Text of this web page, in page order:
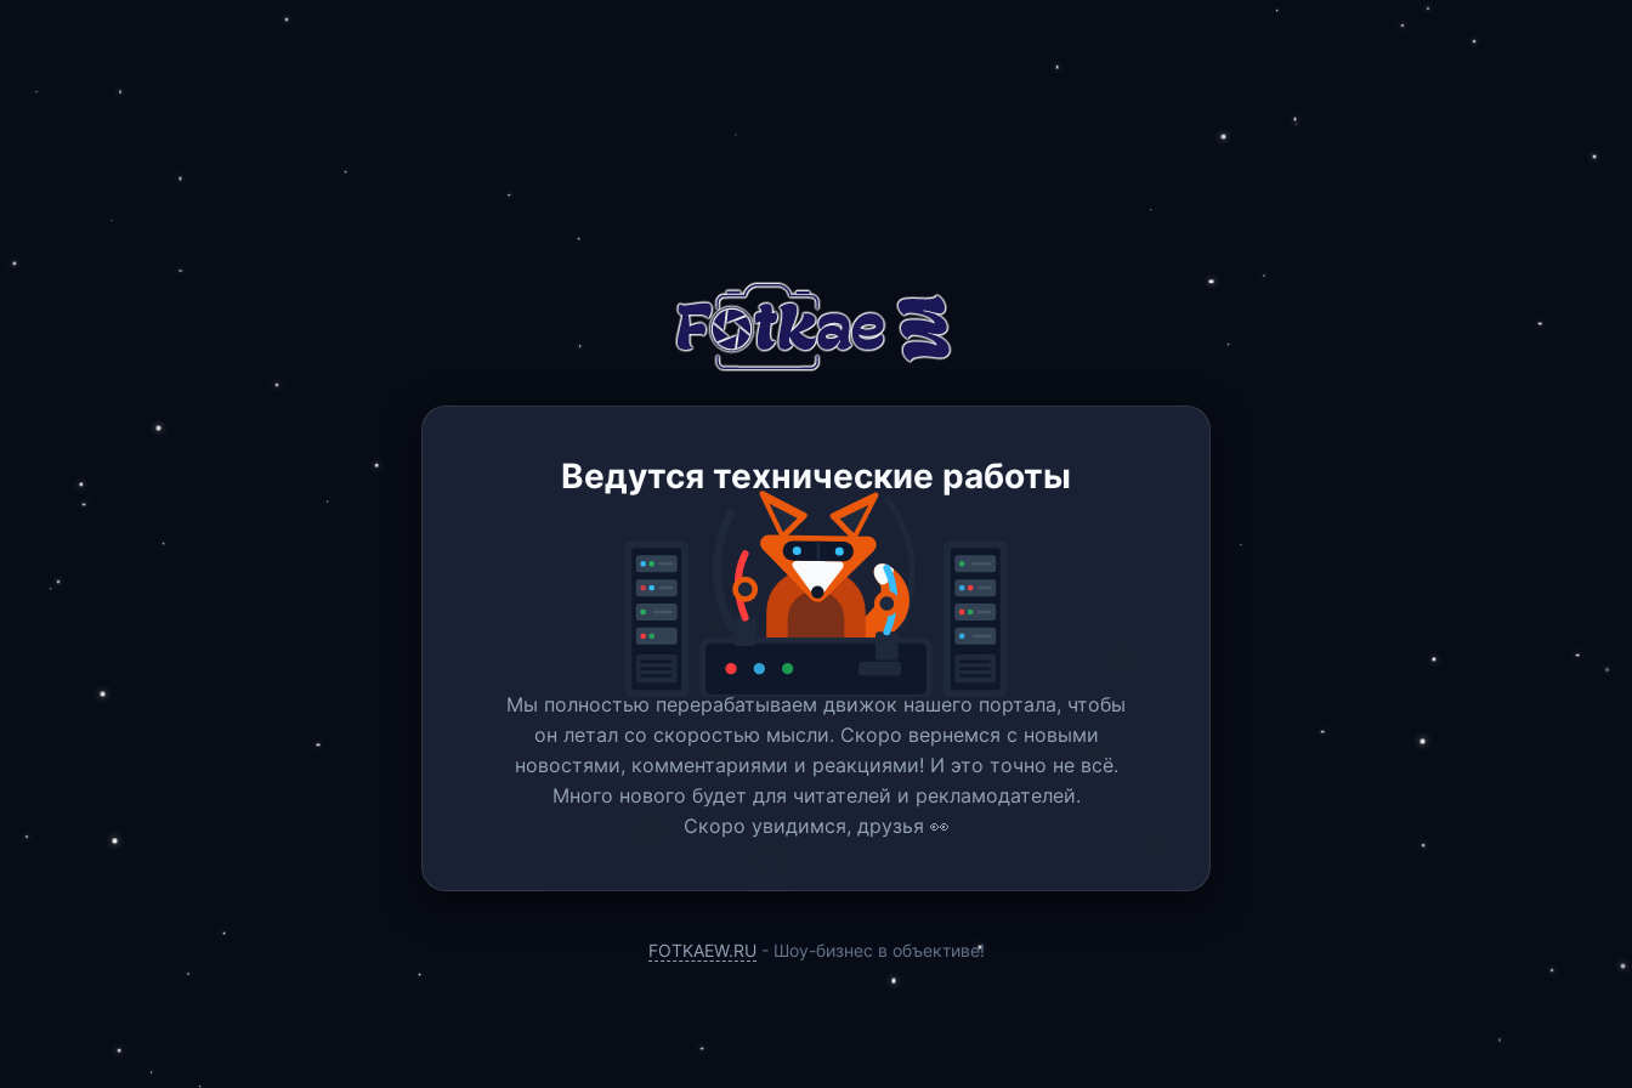
Ведутся технические работы
Мы полностью перерабатываем движок нашего портала, чтобы
он летал со скоростью мысли. Скоро вернемся c новыми
новостями, комментариями и реакциями! И это точно не всё.
Много нового будет для читателей и рекламодателей.
Скоро увидимся, друзья 👀
FOTKAEW.RU - Шоу-бизнес в объективе!